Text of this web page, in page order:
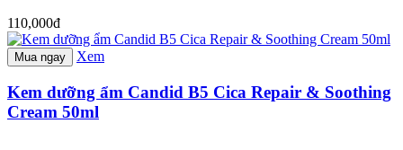
110,000đ
Mua ngay Xem
Kem dưỡng ẩm Candid B5 Cica Repair & Soothing
Cream 50ml